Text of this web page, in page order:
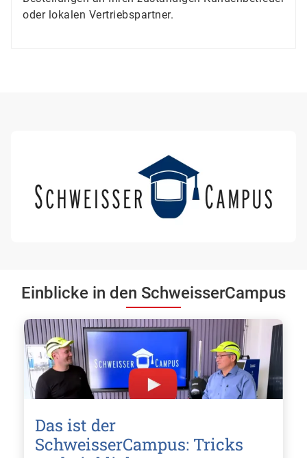
oder lokalen Vertriebspartner.
Einblicke in den SchweisserCampus
Das ist der
SchweisserCampus: Tricks